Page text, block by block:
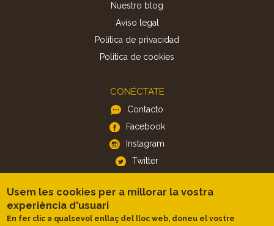
Nuestro blog
Aviso legal
Política de privacidad
Politica de cookies
CONÉCTATE
Contacto
Facebook
Instagram
Twitter
APP
iOS
Usem les cookies per a millorar la vostra
experiència d'usuari
En fer clic a qualsevol enllaç del lloc web, doneu el vostre